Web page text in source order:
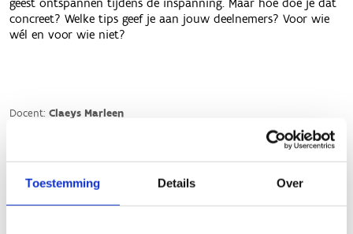
Toestemming Details Over